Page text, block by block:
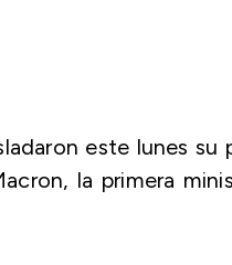
este lunes su
la primera